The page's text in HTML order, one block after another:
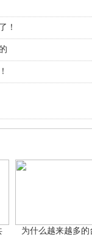
！
为什么越来越多的台